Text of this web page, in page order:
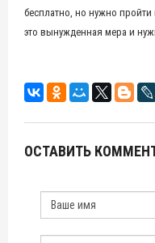
бесплатно, но нужно
это вынужденная мера и
ОСТАВИТЬ